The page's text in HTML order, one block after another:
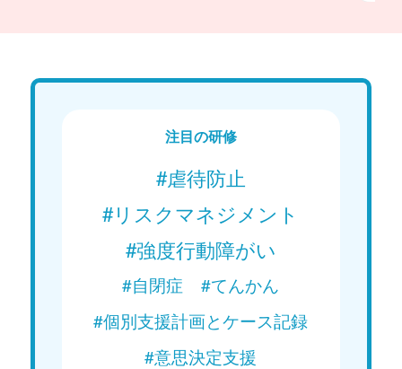
注目の研修
#虐待防止
#リスクマネジメント
#強度行動障がい
#自閉症
#てんかん
#個別支援計画とケース記録
#意思決定支援